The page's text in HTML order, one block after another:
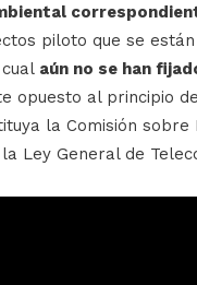
piloto que se
aún no se han
opuesto al principio
la Comisión sobre
Ley General de